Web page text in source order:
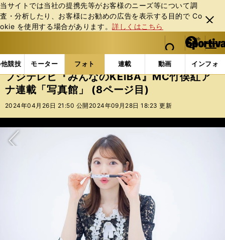
当サイトでは当社の提携先等がお客様のニーズ等について調
査・分析したり、お客様にお勧めの広告を表⽰する⽬的で Co
okie を使⽤する場合があります。詳しくはこちら
閉じ
る
web Sportiva (webスポルティーバ)
検索
マイペ
ー
ジ
メニュ
競技 モーター フォト 連載 動画 インフォ
b
ス
ポ
ル
バ
フォトギャラリー スポーツビーナスギャラリー フ
フジテレビ『みんなのKEIBA』MC竹俣紅ア
ナ連載「写真館」 (8ページ目)
2024年04月26日 21:50 公開 2024年09月28日 18:23 更新